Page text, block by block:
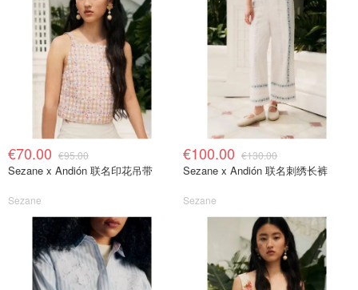
€70.00 €95.00
Sezane x Andión 联名印花吊带
Sezane
€100.00 €130.00
Sezane x Andión 联名刺绣长裤
Sezane